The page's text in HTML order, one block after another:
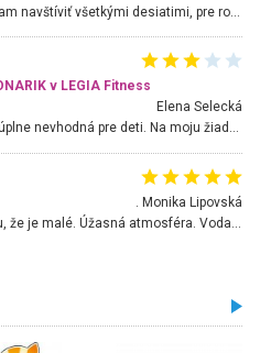
Nádherné miesto ktoré odporúčam navštíviť všetkými desiatimi, pre rodiny s deťmi, dôchodcom... Proste a jednoducho ozaj rozprávkový les.. určite ešte prídeme. Odniesli sme si na pamiatku krásne tričká,
v LEGIA Fitness
Elena Selecká
Kútik výborný, ale hlučná hudba úplne nevhodná pre deti. Na moju žiadosť o aspoň sušenie nereagovali.
. Monika Lipovská
Úžasné prostredie, napriek tomu, že je malé. Úžasná atmosféra. Voda fantastická a nádherná. Ľudí je pomerne veľa, ale su mili a ohľaduplní. Je veľmi zaujímavé sledovať, ako dokážu spolu športovať cudzí ľudia a bez ohľadu na vek. Vládne tu pohoda. Vnuka neviem dostať z vody. Ďakujem za krásny deň . Urcite sa sem vrátim. Jediný problém je s parkovaním, ale aj ten sa mi podarilo vyriešiť. Monika Bratislava